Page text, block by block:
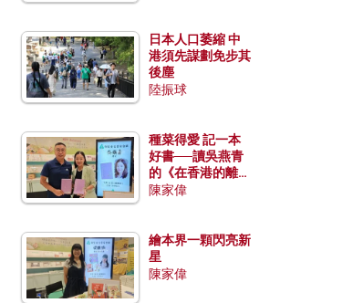
日本人口萎縮 中
港須先謀劃免步其
後塵
陸振球
種菜得愛 記一本
好書──讀吳燕青
的《在香港的離島
種菜》
陳家偉
繪本界一顆閃亮新
星
陳家偉